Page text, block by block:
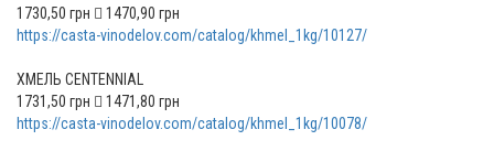
1730,50 грн  1470,90 грн
https://casta-vinodelov.com/catalog/khmel_1kg/10127/
ХМЕЛЬ CENTENNIAL
1731,50 грн  1471,80 грн
https://casta-vinodelov.com/catalog/khmel_1kg/10078/